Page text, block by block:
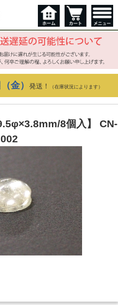
金） 発送！ （在庫状況によります）
8個入】 CN-
002